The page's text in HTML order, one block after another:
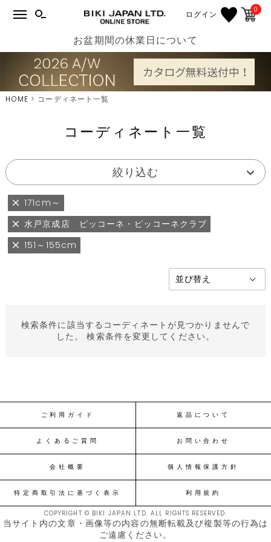
ログイン 0
お盆期間の休業日について
HOME コーディネート一覧
コーディネート一覧
絞り込む
171cm～
水戸京成店 ピッコーネ・ピッコーネクラブ
151～155cm
検索条件に該当するコーディネートが見つかりませんで
した。 検索条件を変更してください。
ご利用ガイド 返品について
よくあるご質問 お問い合わせ
会社概要 個人情報保護方針
特定商取引法に基づく表示 利用規約
COPYRIGHT © BIKI JAPAN LTD. ALL RIGHTS RESERVED.
当サイト内の文章・画像等の内容の無断転載及び複製等の行為は
ご遠慮ください。